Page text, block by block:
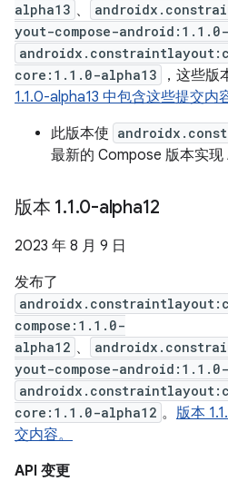
alpha13 、
yout-compose-
core:1.1.0-alpha13
，这些版
1.1.0-alpha13 中包含这些提交内
此版本使
最新的 Compose 版本实现
版本 1.1.0-alpha12
2023 年 8 月 9 日
发布了
compose:1.1.0-
alpha12 、
yout-compose-
core:1.1.0-alpha12 。 版本
交内容。
API 变更